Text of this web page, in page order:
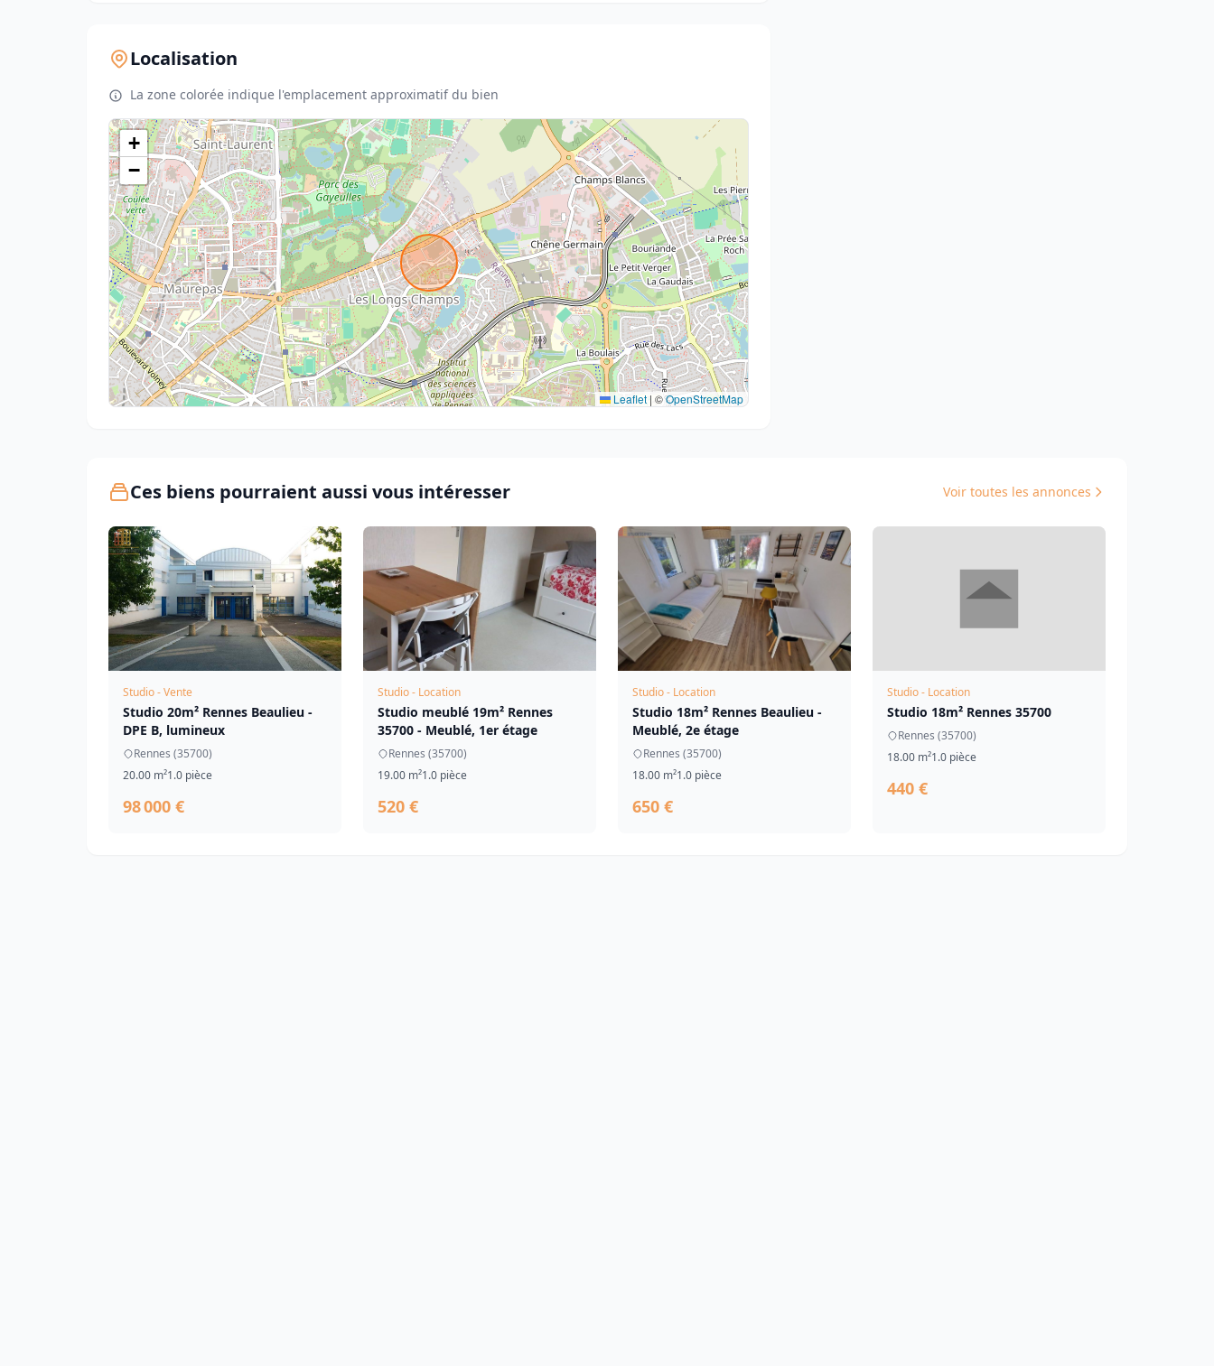
Localisation
La zone colorée indique l'emplacement approximatif du bien
+
−
Leaflet| ©OpenStreetMap
Ces biens pourraient aussi vous intéresser Voir toutes les annonces
Studio - Vente
Studio 20m² Rennes Beaulieu -
DPE B, lumineux
Rennes (35700)
20.00 m²1.0 pièce
98 000 €
Studio - Location
Studio meublé 19m² Rennes
35700 - Meublé, 1er étage
Rennes (35700)
19.00 m²1.0 pièce
520 €
Studio - Location
Studio 18m² Rennes Beaulieu -
Meublé, 2e étage
Rennes (35700)
18.00 m²1.0 pièce
650 €
Studio - Location
Studio 18m² Rennes 35700
Rennes (35700)
18.00 m²1.0 pièce
440 €